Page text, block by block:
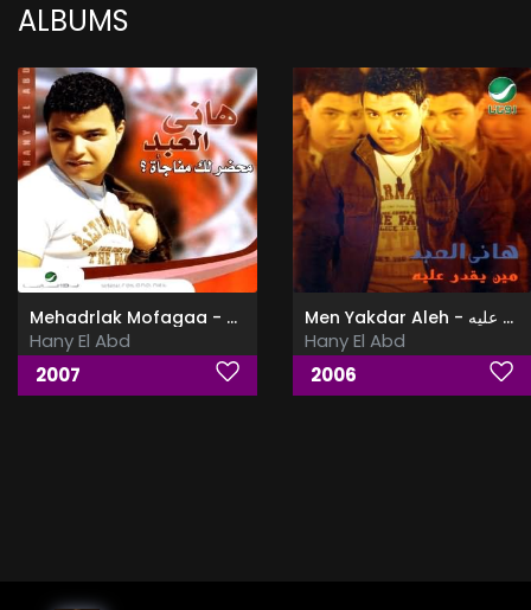
ALBUMS
Mehadrlak Mofagaa - محضرلك مفاجأه
Hany El Abd
2007
Men Yakdar Aleh - مين يقدر عليه
Hany El Abd
2006